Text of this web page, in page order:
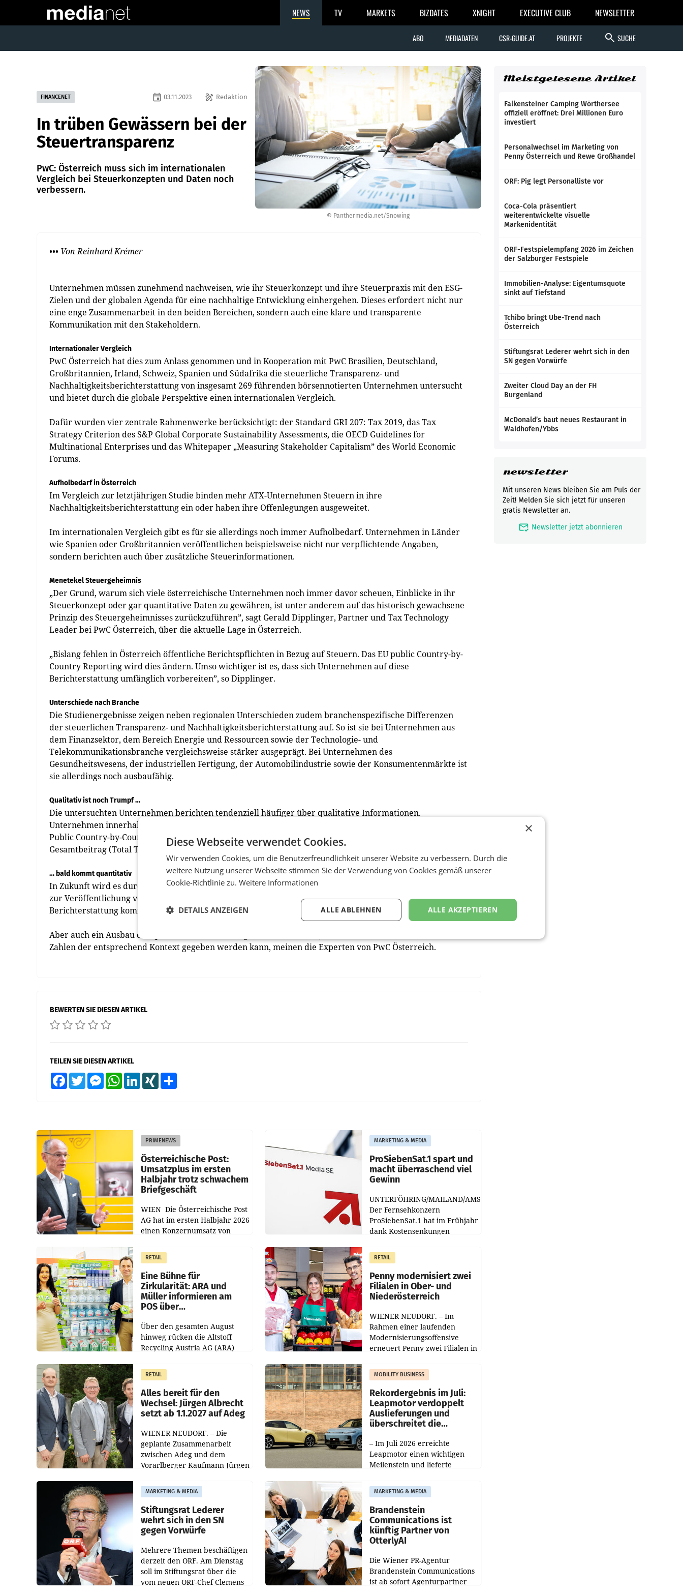
NEWS TV MARKETS BIZDATES XNIGHT EXECUTIVE CLUB NEWSLETTER
ABO MEDIADATEN CSR-GUIDE.AT PROJEKTE search SUCHE
© Panthermedia.net/Snowing
FINANCENET draw Redaktion
event 03.11.2023
In trüben Gewässern bei der
Steuertransparenz
PwC: Österreich muss sich im internationalen
Vergleich bei Steuerkonzepten und Daten noch
verbessern.
••• Von Reinhard Krémer
Unternehmen müssen zunehmend nachweisen, wie ihr Steuerkonzept und ihre Steuerpraxis mit den ESG-
Zielen und der globalen Agenda für eine nachhaltige Entwicklung einhergehen. Dieses erfordert nicht nur
eine enge Zusammenarbeit in den beiden Bereichen, sondern auch eine klare und transparente
Kommunikation mit den Stakeholdern.
Internationaler Vergleich
PwC Österreich hat dies zum Anlass genommen und in Kooperation mit PwC Brasilien, Deutschland,
Großbritannien, Irland, Schweiz, Spanien und Südafrika die steuerliche Transparenz- und
Nachhaltigkeitsberichterstattung von insgesamt 269 führenden börsennotierten Unternehmen untersucht
und bietet durch die globale Perspektive einen internationalen Vergleich.
Dafür wurden vier zentrale Rahmenwerke berücksichtigt: der Standard GRI 207: Tax 2019, das Tax
Strategy Criterion des S&P Global Corporate Sustainability Assessments, die OECD Guidelines for
Multinational Enterprises und das Whitepaper „Measuring Stakeholder Capitalism” des World Economic
Forums.
Aufholbedarf in Österreich
Im Vergleich zur letztjährigen Studie binden mehr ATX-Unternehmen Steuern in ihre
Nachhaltigkeitsberichterstattung ein oder haben ihre Offenlegungen ausgeweitet.
Im internationalen Vergleich gibt es für sie allerdings noch immer Aufholbedarf. Unternehmen in Länder
wie Spanien oder Großbritannien veröffentlichen beispielsweise nicht nur verpflichtende Angaben,
sondern berichten auch über zusätzliche Steuerinformationen.
Menetekel Steuergeheimnis
„Der Grund, warum sich viele österreichische Unternehmen noch immer davor scheuen, Einblicke in ihr
Steuerkonzept oder gar quantitative Daten zu gewähren, ist unter anderem auf das historisch gewachsene
Prinzip des Steuergeheimnisses zurückzuführen”, sagt Gerald Dipplinger, Partner und Tax Technology
Leader bei PwC Österreich, über die aktuelle Lage in Österreich.
„Bislang fehlen in Österreich öffentliche Berichtspflichten in Bezug auf Steuern. Das EU public Country-by-
Country Reporting wird dies ändern. Umso wichtiger ist es, dass sich Unternehmen auf diese
Berichterstattung umfänglich vorbereiten”, so Dipplinger.
Unterschiede nach Branche
Die Studienergebnisse zeigen neben regionalen Unterschieden zudem branchenspezifische Differenzen
der steuerlichen Transparenz- und Nachhaltigkeitsberichterstattung auf. So ist sie bei Unternehmen aus
dem Finanzsektor, dem Bereich Energie und Ressourcen sowie der Technologie- und
Telekommunikationsbranche vergleichsweise stärker ausgeprägt. Bei Unternehmen des
Gesundheitswesens, der industriellen Fertigung, der Automobilindustrie sowie der Konsumentenmärkte ist
sie allerdings noch ausbaufähig.
Qualitativ ist noch Trumpf …
Die untersuchten Unternehmen berichten tendenziell häufiger über qualitative Informationen.
Unternehmen innerhalb der EU, die quantitativ berichten, ziehen jedoch eine Berichterstattung eines
Public Country-by-Country Reportings vor. Außerhalb der EU wird vermehrt über den umfassenderen
Gesamtbeitrag (Total Tax Contribution) berichtet.
… bald kommt quantitativ
In Zukunft wird es durch die Public Country-by-Country-Richtlinie, die große EU-Konzerne ab Mitte 2024
zur Veröffentlichung verpflichtet, voraussichtlich zu einem deutlichen Anstieg von quantitativer
Berichterstattung kommen.
Aber auch ein Ausbau der qualitativen Ausführungen ist zu erwarten, weil hierdurch den berichteten
Zahlen der entsprechend Kontext gegeben werden kann, meinen die Experten von PwC Österreich.
BEWERTEN SIE DIESEN ARTIKEL
TEILEN SIE DIESEN ARTIKEL
FacebookTwitter MessengerWhatsAppLinkedInXING
PRIMENEWS
Österreichische Post:
Umsatzplus im ersten
Halbjahr trotz schwachem
Briefgeschäft
WIEN Die Österreichische Post
AG hat im ersten Halbjahr 2026
einen Konzernumsatz von
erwirtschaftet, was einem Plus
von 3,8 Prozent gegenüber
dem Vergleichszeitraum
MARKETING & MEDIA
ProSiebenSat.1 spart und
macht überraschend viel
Gewinn
UNTERFÖHRING/MAILAND/AMSTERDAM.
Der Fernsehkonzern
ProSiebenSat.1 hat im Frühjahr
dank Kostensenkungen
gemacht und die
Markterwartung deutlich
übertroffen.
RETAIL
Eine Bühne für
Zirkularität: ARA und
Müller informieren am
POS über
Über den gesamten August
hinweg rücken die Altstoff
Recycling Austria AG (ARA)
Müller die Initiative „Kreislauf-
Helden“ in allen
österreichischen Müller-Filialen
RETAIL
Penny modernisiert zwei
Filialen in Ober- und
Niederösterreich
WIENER NEUDORF. – Im
Rahmen einer laufenden
Modernisierungsoffensive
erneuert Penny zwei Filialen in
Die beiden Standorte liegen in
Haag sowie im rund
RETAIL
Alles bereit für den
Wechsel: Jürgen Albrecht
setzt ab 1.1.2027 auf Adeg
WIENER NEUDORF. – Die
geplante Zusammenarbeit
zwischen Adeg und dem
Vorarlberger Kaufmann Jürgen
freigegeben: Die
Bundeswettbewerbsbehörde
und der Bundeskartellanwalt
MOBILITY BUSINESS
Rekordergebnis im Juli:
Leapmotor verdoppelt
Auslieferungen und
überschreitet die
– Im Juli 2026 erreichte
Leapmotor einen wichtigen
Meilenstein und lieferte
aus, womit sich das Ergebnis
gegenüber Juli 2025 mehr als
verdoppelte (+102
MARKETING & MEDIA
Stiftungsrat Lederer
wehrt sich in den SN
gegen Vorwürfe
Mehrere Themen beschäftigen
derzeit den ORF. Am Dienstag
soll im Stiftungsrat über die
vom neuen ORF-Chef Clemens
MARKETING & MEDIA
Brandenstein
Communications ist
künftig Partner von
OtterlyAI
Die Wiener PR-Agentur
Brandenstein Communications
ist ab sofort Agenturpartner
Meistgelesene Artikel
Falkensteiner Camping Wörthersee
offiziell eröffnet: Drei Millionen Euro
investiert
Personalwechsel im Marketing von
Penny Österreich und Rewe Großhandel
ORF: Pig legt Personalliste vor
Coca-Cola präsentiert
weiterentwickelte visuelle
Markenidentität
ORF-Festspielempfang 2026 im Zeichen
der Salzburger Festspiele
Immobilien-Analyse: Eigentumsquote
sinkt auf Tiefstand
Tchibo bringt Ube-Trend nach
Österreich
Stiftungsrat Lederer wehrt sich in den
SN gegen Vorwürfe
Zweiter Cloud Day an der FH
Burgenland
McDonald’s baut neues Restaurant in
Waidhofen/Ybbs
newsletter
Mit unseren News bleiben Sie am Puls der
Zeit! Melden Sie sich jetzt für unseren
gratis Newsletter an.
mark_email_read Newsletter jetzt abonnieren
×
Diese Webseite verwendet Cookies.
Wir verwenden Cookies, um die Benutzerfreundlichkeit unserer Website zu verbessern. Durch die
weitere Nutzung unserer Webseite stimmen Sie der Verwendung von Cookies gemäß unserer
Cookie-Richtlinie zu. Weitere Informationen
ALLE AKZEPTIEREN
ALLE ABLEHNEN
DETAILS ANZEIGEN